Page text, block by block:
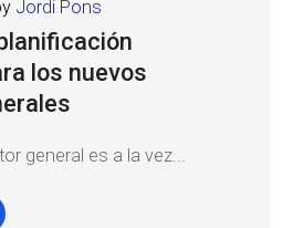
Jordi Pons
los nuevos
general es a la vez...